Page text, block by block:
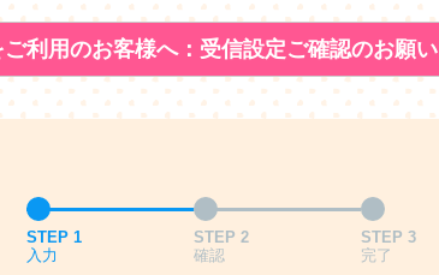
利用のお客様へ：受信設定ご確認のお願い
STEP 1
入力
STEP 2
確認
STEP 3
完了